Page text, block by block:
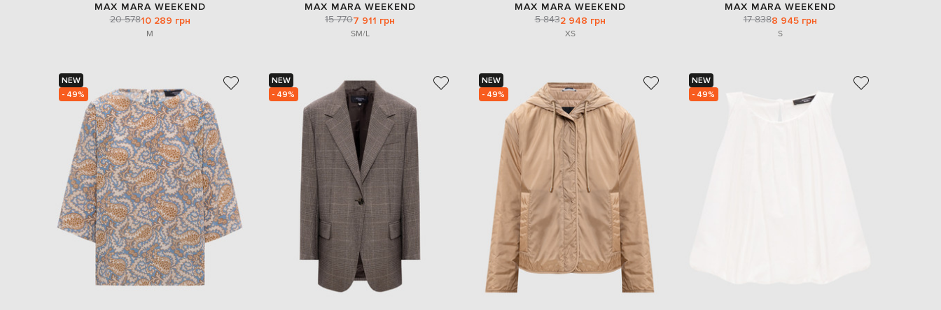
Portugal
MAX MARA WEEKEND
20 57810 289 грн
M
MAX MARA WEEKEND
15 7707 911 грн
SM/L
MAX MARA WEEKEND
5 8432 948 грн
XS
MAX MARA WEEKEND
17 8388 945 грн
S
NEW
- 49%
NEW
- 49%
NEW
- 49%
NEW
- 49%